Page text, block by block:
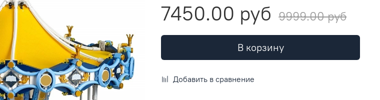
7450.00 руб 9999.00 руб
В корзину
Добавить в сравнение